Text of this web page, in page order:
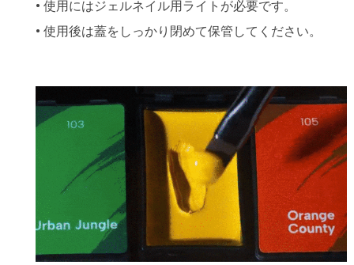
• 使用にはジェルネイル用ライトが必要です。
• 使用後は蓋をしっかり閉めて保管してください。